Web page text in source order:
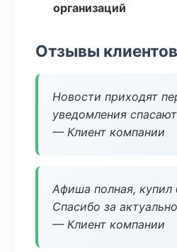
организаций
Отзывы клиентов
Новости приходят
уведомления
— Клиент компании
Афиша полная, купил
Спасибо за
— Клиент компании